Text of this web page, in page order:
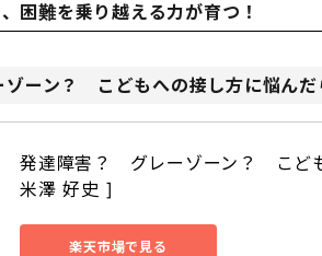
困難を乗り越える力が育つ！
ーン？ こどもへの接し方に悩んだ
発達障害？　グレーゾーン？　こ
米澤 好史 ]
楽天市場で見る